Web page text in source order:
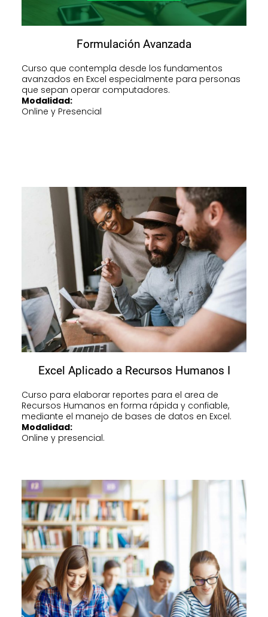
Formulación Avanzada
Curso que contempla desde los fundamentos
avanzados en Excel especialmente para personas
que sepan operar computadores.
Modalidad:
Online y Presencial
Excel Aplicado a Recursos Humanos I
Curso para elaborar reportes para el area de
Recursos Humanos en forma rápida y confiable,
mediante el manejo de bases de datos en Excel.
Modalidad:
Online y presencial.